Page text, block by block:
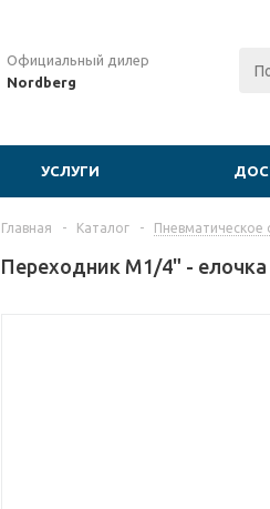
Официальный дилер
Nordberg
УСЛУГИ
Главная - Каталог - Пневматическое
Переходник M1/4" -